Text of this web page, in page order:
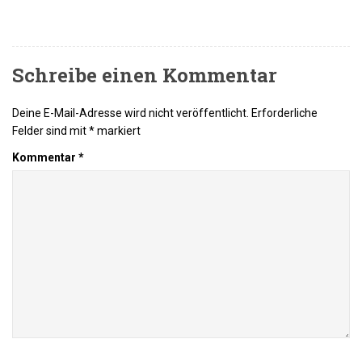
Schreibe einen Kommentar
Deine E-Mail-Adresse wird nicht veröffentlicht. Erforderliche
Felder sind mit*markiert
Kommentar *